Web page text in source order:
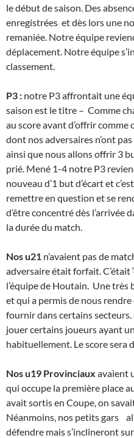
le début de saison. Des
enregistrées et dès lors une
remaniée. Notre équipe
déplacement. Notre équipe
classement.
P3 : notre P3 affrontait une
saison est le titre – Comme
au score avant d’offrir comme
dont nos adversaires n’ont
ainsi que nous allons offrir 3
prié. Mené 1-4 notre P3
nouveau d’1 but d’écart et
remettre en question et se
d’être concentré dès
la durée du match.
Nos u21 n’avaient pas de
adversaire était forfait. C’était
l’équipe de Houtain. Une très
et qui a permis de nous
fournir dans certains secteurs.
jouer certains joueurs ayant
habituellement. Le score sera
Nos u19 Provinciaux avaient
qui occupe la première place
avait sortis en Coupe, on
Néanmoins, nos petits gars
défendre mais s’inclineront